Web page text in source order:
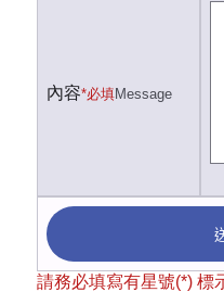
內容*必填Message
請務必填寫有星號(*) 標